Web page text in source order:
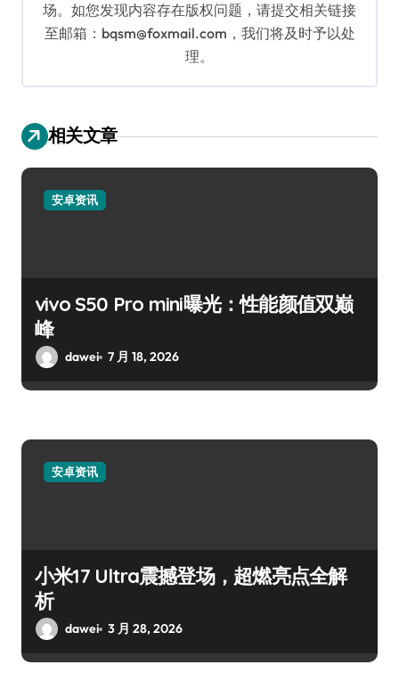
场。如您发现内容存在版权问题，请提交相关链接
至邮箱：bqsm@foxmail.com，我们将及时予以处
理。
相关文章
安卓资讯
vivo S50 Pro mini曝光：性能颜值双巅
峰
dawei 7 月 18, 2026
安卓资讯
小米17 Ultra震撼登场，超燃亮点全解
析
dawei 3 月 28, 2026